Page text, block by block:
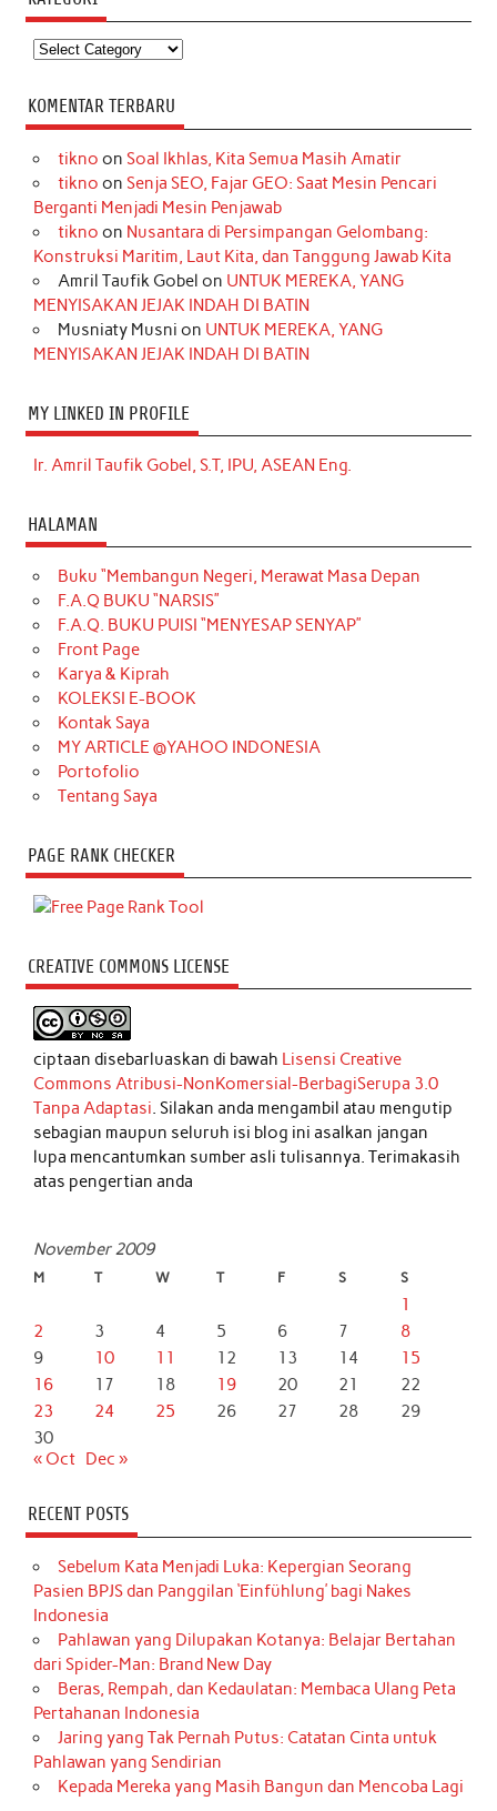
Kategori
KOMENTAR TERBARU
tikno on Soal Ikhlas, Kita Semua Masih Amatir
tikno on Senja SEO, Fajar GEO: Saat Mesin Pencari
Berganti Menjadi Mesin Penjawab
tikno on Nusantara di Persimpangan Gelombang:
Konstruksi Maritim, Laut Kita, dan Tanggung Jawab Kita
Amril Taufik Gobel on UNTUK MEREKA, YANG
MENYISAKAN JEJAK INDAH DI BATIN
Musniaty Musni on UNTUK MEREKA, YANG
MENYISAKAN JEJAK INDAH DI BATIN
MY LINKED IN PROFILE
Ir. Amril Taufik Gobel, S.T, IPU, ASEAN Eng.
HALAMAN
Buku “Membangun Negeri, Merawat Masa Depan
F.A.Q BUKU “NARSIS”
F.A.Q. BUKU PUISI “MENYESAP SENYAP”
Front Page
Karya & Kiprah
KOLEKSI E-BOOK
Kontak Saya
MY ARTICLE @YAHOO INDONESIA
Portofolio
Tentang Saya
PAGE RANK CHECKER
CREATIVE COMMONS LICENSE
ciptaan disebarluaskan di bawah Lisensi Creative
Commons Atribusi-NonKomersial-BerbagiSerupa 3.0
Tanpa Adaptasi. Silakan anda mengambil atau mengutip
sebagian maupun seluruh isi blog ini asalkan jangan
lupa mencantumkan sumber asli tulisannya. Terimakasih
atas pengertian anda
November 2009
M T W T F S S
1
2
3 4 5 6 7
8
9
10 11 12 13 14
15
16
17 18 19 20 21
22
23
24 25 26 27 28
29
30
« Oct Dec »
RECENT POSTS
Sebelum Kata Menjadi Luka: Kepergian Seorang
Pasien BPJS dan Panggilan ‘Einfühlung’ bagi Nakes
Indonesia
Pahlawan yang Dilupakan Kotanya: Belajar Bertahan
dari Spider-Man: Brand New Day
Beras, Rempah, dan Kedaulatan: Membaca Ulang Peta
Pertahanan Indonesia
Jaring yang Tak Pernah Putus: Catatan Cinta untuk
Pahlawan yang Sendirian
Kepada Mereka yang Masih Bangun dan Mencoba Lagi